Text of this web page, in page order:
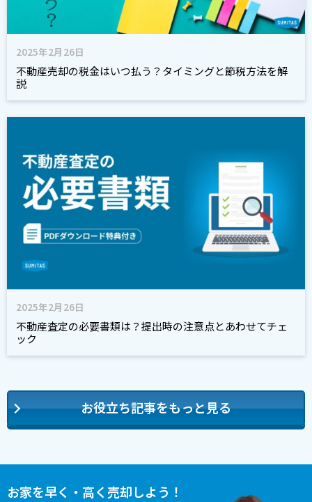
2025年2月26日
不動産売却の税金はいつ払う？タイミングと節税方法を解
説
2025年2月26日
不動産査定の必要書類は？提出時の注意点とあわせてチェ
ック
お役立ち記事をもっと見る
お家を早く・高く売却しよう！